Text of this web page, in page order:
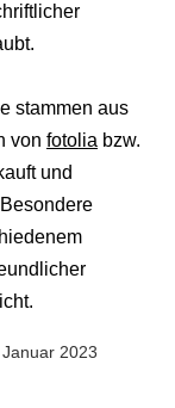
stammen aus
von fotolia bzw.
und
2023